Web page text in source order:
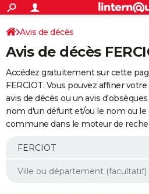
ACTUALITÉS
Politique
Société
Faits Divers
Education
Monde
Villes
+
SPORT
Coupe du monde 2026
Football
Tennis
Cyclisme
Rugby
Forum
Programme TV
TNT
Streaming
Cinéma
Sorties cinéma
Musique
+
FINANCE
Retraite
Epargne
Immobilier
Risques naturels par ville
Banque
Assurance
AUTO
Essais
Réserver un essai
Citadines
Berlines
SUV
Forum auto
+
Mobiles
Meilleur smartphone
Internet
Ordinateurs
Jeux vidéo
Guide high-tech
Aménagement intérieur
Avis de décès
Avis de décès
Accédez gratuitement sur cette
FERCIOT. Vous pouvez affiner
avis de décès ou un avis
nom d'un défunt et/ou le nom ou le
commune dans le moteur de